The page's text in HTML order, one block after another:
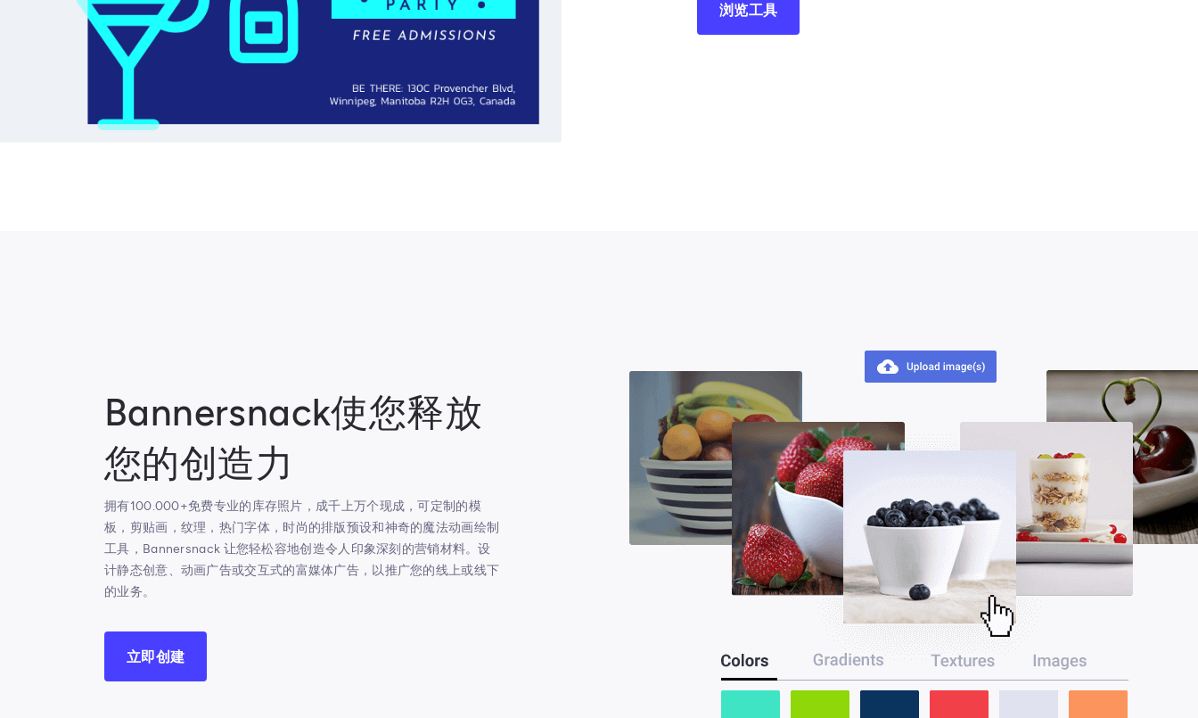
浏览工具
Bannersnack使您释放
您的创造力
拥有100.000+免费专业的库存照片，成千上万个现成，可定制的模
板，剪贴画，纹理，热门字体，时尚的排版预设和神奇的魔法动画绘制
工具，Bannersnack 让您轻松容地创造令人印象深刻的营销材料。设
计静态创意、动画广告或交互式的富媒体广告，以推广您的线上或线下
的业务。
立即创建